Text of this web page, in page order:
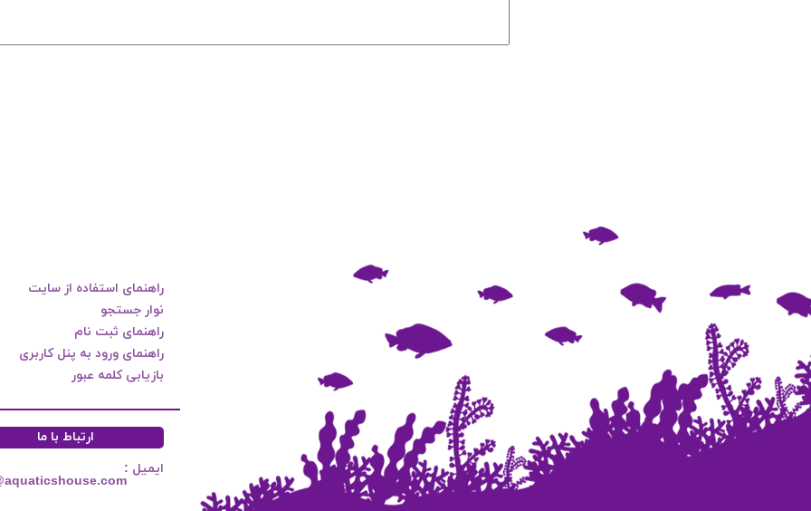
راهنمای استفاده از سایت
نوار جستجو
راهنمای ثبت نام
راهنمای ورود به پنل کاربری
بازیابی کلمه عبور
ارتباط با ما
ایمیل :